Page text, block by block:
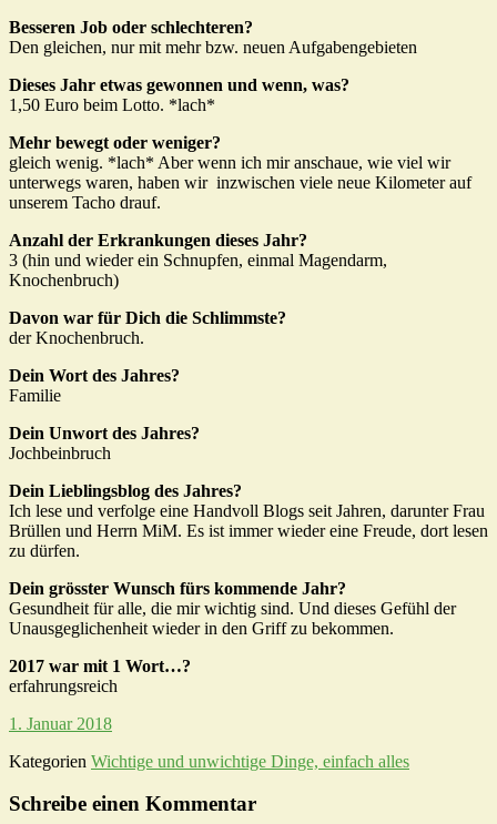
Besseren Job oder schlechteren?
Den gleichen, nur mit mehr bzw. neuen Aufgabengebieten
Dieses Jahr etwas gewonnen und wenn, was?
1,50 Euro beim Lotto. *lach*
Mehr bewegt oder weniger?
gleich wenig. *lach* Aber wenn ich mir anschaue, wie viel wir
unterwegs waren, haben wir inzwischen viele neue Kilometer auf
unserem Tacho drauf.
Anzahl der Erkrankungen dieses Jahr?
3 (hin und wieder ein Schnupfen, einmal Magendarm,
Knochenbruch)
Davon war für Dich die Schlimmste?
der Knochenbruch.
Dein Wort des Jahres?
Familie
Dein Unwort des Jahres?
Jochbeinbruch
Dein Lieblingsblog des Jahres?
Ich lese und verfolge eine Handvoll Blogs seit Jahren, darunter Frau
Brüllen und Herrn MiM. Es ist immer wieder eine Freude, dort lesen
zu dürfen.
Dein grösster Wunsch fürs kommende Jahr?
Gesundheit für alle, die mir wichtig sind. Und dieses Gefühl der
Unausgeglichenheit wieder in den Griff zu bekommen.
2017 war mit 1 Wort…?
erfahrungsreich
1. Januar 2018
Kategorien Wichtige und unwichtige Dinge, einfach alles
Schreibe einen Kommentar